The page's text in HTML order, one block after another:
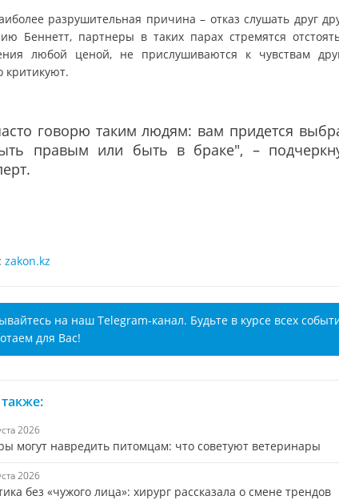
разрушительная причина – отказ слушать друг
Беннетт, партнеры в таких парах стремятся
любой ценой, не прислушиваются к чувствам
критикуют.
говорю таким людям: вам придется
правым или быть в браке", –
zakon.kz
на наш Telegram-канал. Будьте в курсе всех
для Вас!
2026
могут навредить питомцам: что советуют ветеринары
2026
без «чужого лица»: хирург рассказала о смене трендов